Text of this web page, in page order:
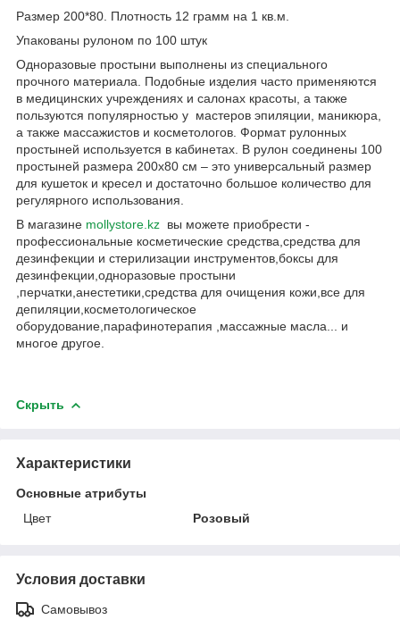
Размер 200*80. Плотность 12 грамм на 1 кв.м.
Упакованы рулоном по 100 штук
Одноразовые простыни выполнены из специального
прочного материала. Подобные изделия часто применяются
в медицинских учреждениях и салонах красоты, а также
пользуются популярностью у мастеров эпиляции, маникюра,
а также массажистов и косметологов. Формат рулонных
простыней используется в кабинетах. В рулон соединены 100
простыней размера 200x80 см – это универсальный размер
для кушеток и кресел и достаточно большое количество для
регулярного использования.
В магазине mollystore.kz вы можете приобрести -
профессиональные косметические средства,средства для
дезинфекции и стерилизации инструментов,боксы для
дезинфекции,одноразовые простыни
,перчатки,анестетики,средства для очищения кожи,все для
депиляции,косметологическое
оборудование,парафинотерапия ,массажные масла... и
многое другое.
Скрыть
Характеристики
Основные атрибуты
Цвет
Розовый
Условия доставки
Самовывоз